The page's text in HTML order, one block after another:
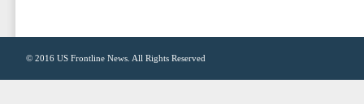
© 2016 US Frontline News . All Rights Reserved